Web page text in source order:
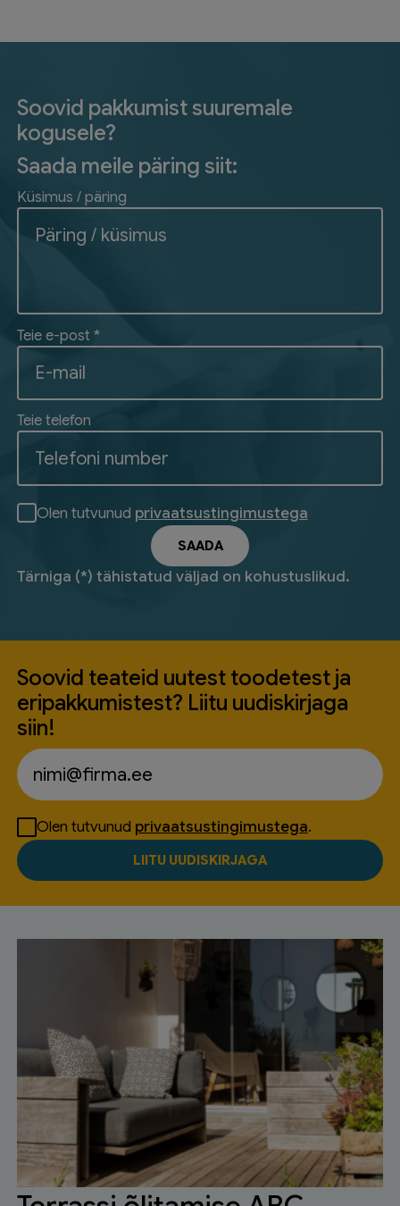
Soovid pakkumist suuremale
kogusele?
Saada meile päring siit:
Küsimus / päring
Teie e-post *
Teie telefon
Olen tutvunud privaatsustingimustega
Tärniga (*) tähistatud väljad on kohustuslikud.
Soovid teateid uutest toodetest ja
eripakkumistest? Liitu uudiskirjaga
siin!
Olen tutvunud privaatsustingimustega.